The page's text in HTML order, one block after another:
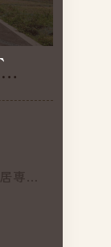
条
専用
な住
約50